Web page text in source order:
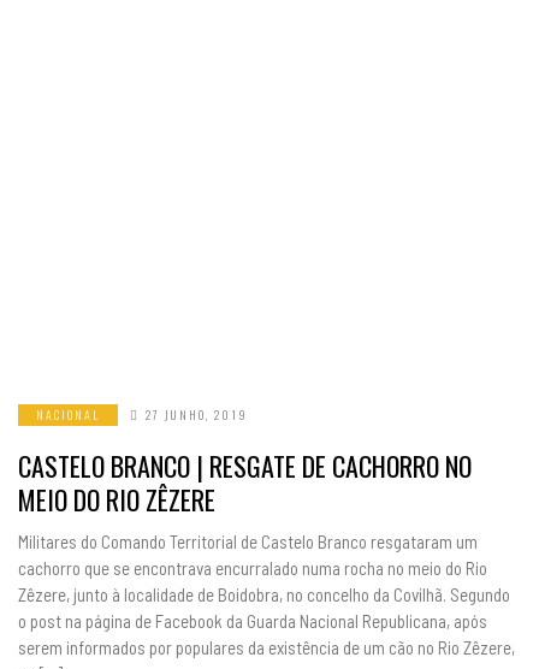
NACIONAL 27 JUNHO, 2019
CASTELO BRANCO | RESGATE DE CACHORRO NO
MEIO DO RIO ZÊZERE
Militares do Comando Territorial de Castelo Branco resgataram um
cachorro que se encontrava encurralado numa rocha no meio do Rio
Zêzere, junto à localidade de Boidobra, no concelho da Covilhã. Segundo
o post na página de Facebook da Guarda Nacional Republicana, após
serem informados por populares da existência de um cão no Rio Zêzere,